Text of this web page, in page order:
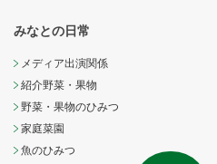
みなとの日常
メディア出演関係
紹介野菜・果物
野菜・果物のひみつ
家庭菜園
魚のひみつ